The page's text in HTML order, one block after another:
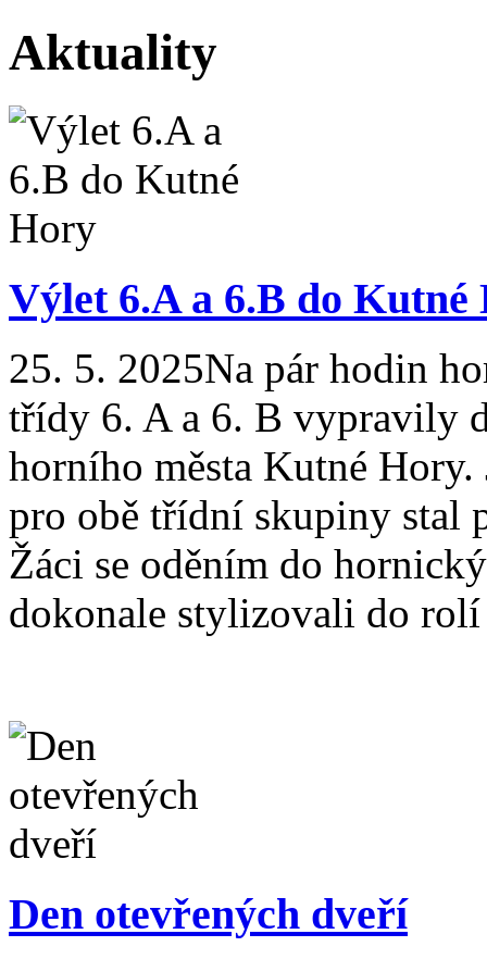
Aktuality
Výlet 6.A a 6.B do Kutné
25. 5. 2025Na pár hodin
třídy 6. A a 6. B vypravily
horního města Kutné
pro obě třídní skupiny stal
Žáci se oděním do
dokonale stylizovali do
Den otevřených dveří